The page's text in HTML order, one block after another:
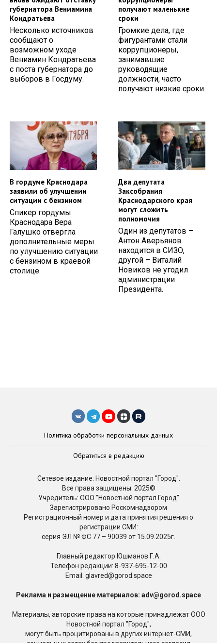
губернатора Вениамина
Кондратьева
Несколько источников
сообщают о
возможном уходе
Вениамин Кондратьева
с поста губернатора до
выборов в Госдуму.
получают маленькие
сроки
Громкие дела, где
фигурантами стали
коррупционеры,
занимавшие
руководящие
должности, часто
получают низкие сроки.
В гордуме Краснодара
заявили об улучшении
ситуации с бензином
Спикер гордумы
Краснодара Вера
Галушко отвергла
дополнительные меры
по улучшению ситуации
с бензином в краевой
столице.
Два депутата
Заксобрания
Краснодарского края
могут сложить
полномочия
Один из депутатов –
Антон Аверьянов
находится в СИЗО,
другой – Виталий
Новиков не угодил
администрации
Президента.
Политика обработки персональных данных
Обратиться в редакцию
Сетевое издание: Новостной портал "Город".
Все права защищены. 2025©
Учредитель: ООО "Новостной портал Город"
Зарегистрировано Роскомнадзором
Регистрационный номер и дата принятия решения о
регистрации СМИ:
серия ЭЛ № ФС 77 – 90039 от 15.09.2025г.
Главный редактор Юшманов Г.А.
Телефон редакции: 8-937-695-12-00
Email: glavred@gorod.space
Реклама и размещение материалов: adv@gorod.space
Материалы, авторские права на которые принадлежат ООО
Новостной портал "Город",
могут быть процитированы в других интернет-СМИ,